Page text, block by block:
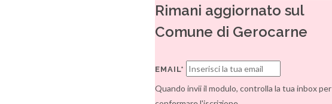
Rimani aggiornato sul
Comune di Gerocarne
EMAIL*
Quando invii il modulo, controlla la tua inbox per